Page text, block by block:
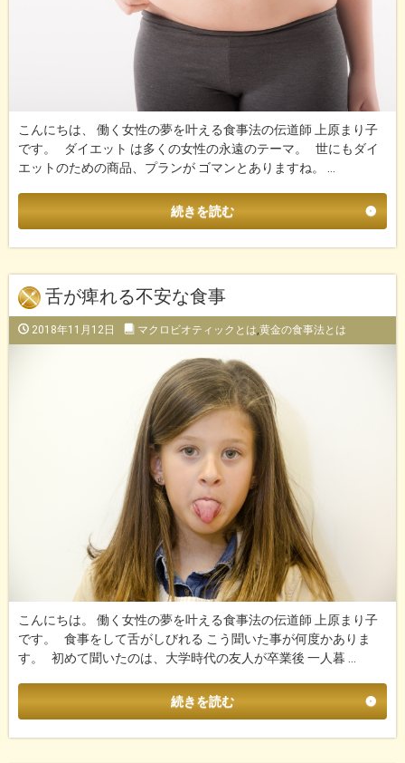
こんにちは、 働く女性の夢を叶える食事法の伝道師 上原まり子
です。 ダイエット は多くの女性の永遠のテーマ。 世にもダイ
エットのための商品、プランが ゴマンとありますね。 …
続きを読む
舌が痺れる不安な食事
2018年11月12日 マクロビオティックとは,黄金の食事法とは
こんにちは。 働く女性の夢を叶える食事法の伝道師 上原まり子
です。 食事をして舌がしびれる こう聞いた事が何度かありま
す。 初めて聞いたのは、大学時代の友人が卒業後 一人暮 …
続きを読む